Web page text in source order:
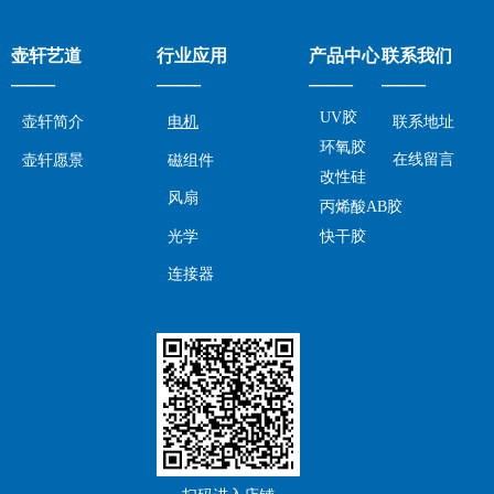
壶轩艺道
——
壶轩简介
壶轩愿景
行业应用
——
电机
磁组件
风扇
光学
连接器
产品中心
——
UV胶
环氧胶
改性硅
丙烯酸AB胶
快干胶
联系我们
——
联系地址
在线留言